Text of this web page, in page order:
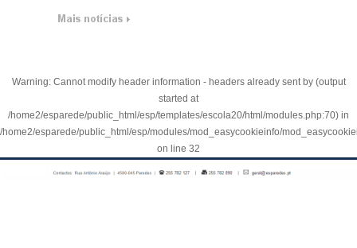
Warning: Cannot modify header information - headers already sent by (output
started at
/home2/esparede/public_html/esp/templates/escola20/html/modules.php:70) in
/home2/esparede/public_html/esp/modules/mod_easycookieinfo/
on line 32